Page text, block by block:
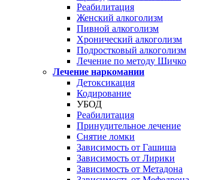
Реабилитация
Женский алкоголизм
Пивной алкоголизм
Хронический алкоголизм
Подростковый алкоголизм
Лечение по методу Шичко
Лечение наркомании
Детоксикация
Кодирование
УБОД
Реабилитация
Принудительное лечение
Снятие ломки
Зависимость от Гашиша
Зависимость от Лирики
Зависимость от Метадона